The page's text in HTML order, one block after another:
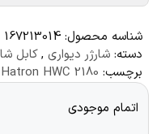
شناسه محصول: 167213014
دسته: شارژر دیواری ,کابل
برچسب: Hatron HWC 2180
اتمام موجودی